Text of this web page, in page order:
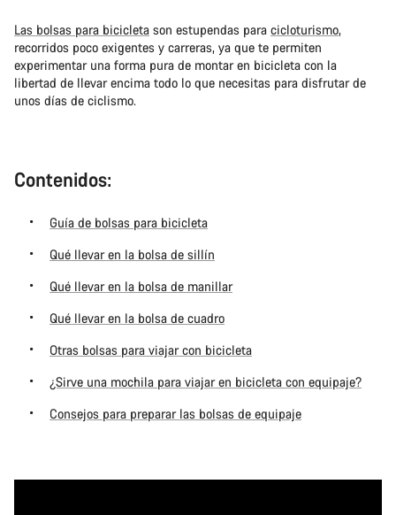
Las bolsas para bicicleta son estupendas para cicloturismo,
recorridos poco exigentes y carreras, ya que te permiten
experimentar una forma pura de montar en bicicleta con la
libertad de llevar encima todo lo que necesitas para disfrutar de
unos días de ciclismo.
Contenidos:
Guía de bolsas para bicicleta
Qué llevar en la bolsa de sillín
Qué llevar en la bolsa de manillar
Qué llevar en la bolsa de cuadro
Otras bolsas para viajar con bicicleta
¿Sirve una mochila para viajar en bicicleta con equipaje?
Consejos para preparar las bolsas de equipaje